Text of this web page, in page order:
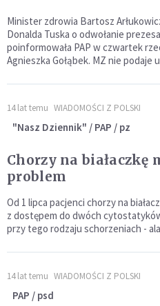
Minister zdrowia Bartosz
Donalda Tuska o odwołanie
poinformowała PAP w czwartek
Agnieszka Gołąbek. MZ nie podaje
14 lat temu WIADOMOŚCI Z POLSKI
"Nasz Dziennik" / PAP / pz
Chorzy na białaczkę
problem
Od 1 lipca pacjenci chorzy na
z dostępem do dwóch
przy tego rodzaju schorzeniach -
14 lat temu WIADOMOŚCI Z POLSKI
PAP / psd